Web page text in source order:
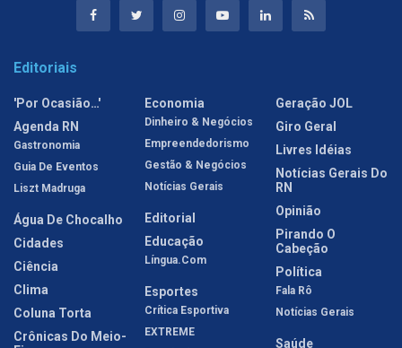
Editoriais
'Por Ocasião…'
Agenda RN
Gastronomia
Guia De Eventos
Liszt Madruga
Água De Chocalho
Cidades
Ciência
Clima
Coluna Torta
Crônicas Do Meio-
Economia
Dinheiro & Negócios
Empreendedorismo
Gestão & Negócios
Notícias Gerais
Editorial
Educação
Língua.com
Esportes
Crítica Esportiva
EXTREME
Geração JOL
Giro Geral
Livres Idéias
Notícias Gerais Do
RN
Opinião
Pirando O
Cabeção
Política
Fala Rô
Notícias Gerais
Saúde